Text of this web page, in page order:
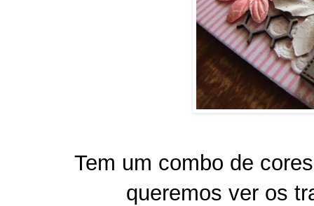
Tem um combo de
queremos ver os